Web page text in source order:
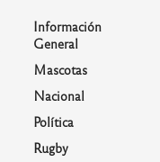
Información
General
Mascotas
Nacional
Política
Rugby